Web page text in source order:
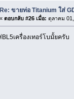
Re: ขายท่อ Titanium ใส่
« ตอบกลับ #26 เมื่อ: ตุลาคม
เครื่องเทอร์โบมั้ยครับ